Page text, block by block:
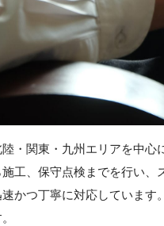
陸・関東・九州エリアを中心
施工、保守点検までを行い、
速かつ丁寧に対応しています